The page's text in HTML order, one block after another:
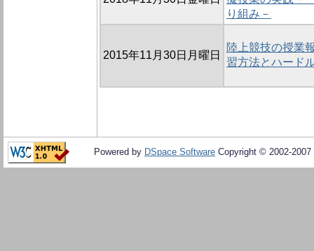
り組み－
2015年11月30日月曜日
陸上競技の授業
習方法とハード
Powered by DSpace Software Copyright © 2002-2007